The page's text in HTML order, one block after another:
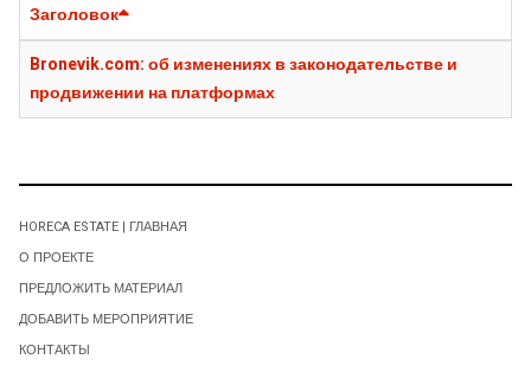
Заголовок
Bronevik.com: об изменениях в законодательстве и
продвижении на платформах
HORECA ESTATE | ГЛАВНАЯ
О ПРОЕКТЕ
ПРЕДЛОЖИТЬ МАТЕРИАЛ
ДОБАВИТЬ МЕРОПРИЯТИЕ
КОНТАКТЫ